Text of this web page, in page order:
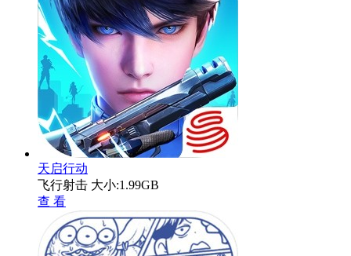
天启行动
飞行射击 大小:1.99GB
查 看